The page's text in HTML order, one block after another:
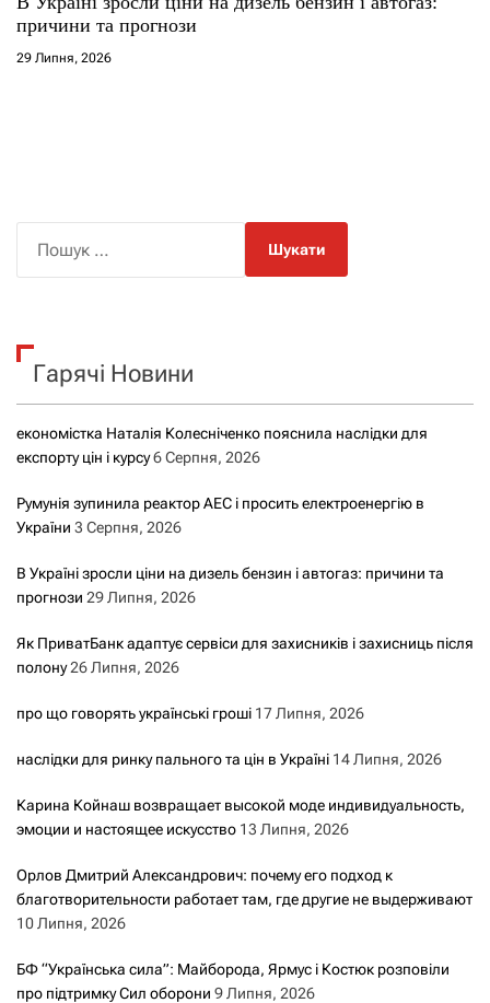
причини та прогнози
29 Липня, 2026
к
Гарячі Новини
економістка Наталія Колесніченко пояснила наслідки для
експорту цін і курсу6 Серпня, 2026
Румунія зупинила реактор АЕС і просить електроенергію в
України 3 Серпня, 2026
В Україні зросли ціни на дизель бензин і автогаз: причини та
прогнози 29 Липня, 2026
Як ПриватБанк адаптує сервіси для захисників і захисниць після
полону26 Липня, 2026
про що говорять українські гроші 17 Липня, 2026
наслідки для ринку пального та цін в Україні 14 Липня, 2026
Карина Койнаш возвращает высокой моде индивидуальность,
эмоции и настоящее искусство 13 Липня, 2026
Орлов Дмитрий Александрович: почему его подход к
благотворительности работает там, где другие не выдерживают
10 Липня, 2026
БФ “Українська сила”: Майборода, Ярмус і Костюк розповіли
про підтримку Сил оборони 9 Липня, 2026